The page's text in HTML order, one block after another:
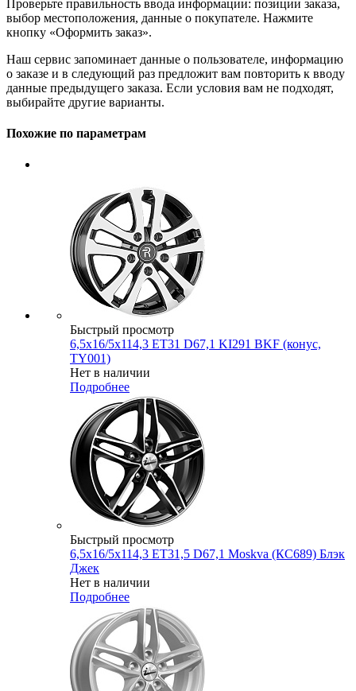
Проверьте правильность ввода информации: позиции заказа,
выбор местоположения, данные о покупателе. Нажмите
кнопку «Оформить заказ».
Наш сервис запоминает данные о пользователе, информацию
о заказе и в следующий раз предложит вам повторить к вводу
данные предыдущего заказа. Если условия вам не подходят,
выбирайте другие варианты.
Похожие по параметрам
Быстрый просмотр
6,5x16/5x114,3 ET31 D67,1 KI291 BKF (конус,
TY001)
Нет в наличии
Подробнее
Быстрый просмотр
6,5x16/5x114,3 ET31,5 D67,1 Moskva (КС689) Блэк
Джек
Нет в наличии
Подробнее